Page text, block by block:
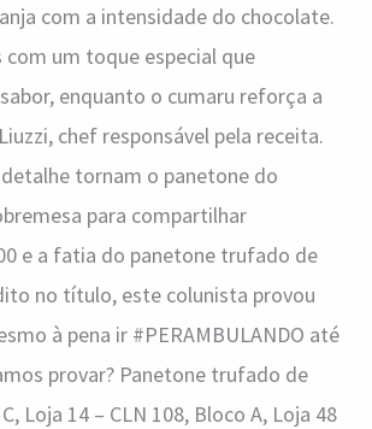
com a intensidade do chocolate.
um toque especial que
enquanto o cumaru reforça a
chef responsável pela receita.
tornam o panetone do
para compartilhar
e a fatia do panetone trufado de
no título, este colunista provou
à pena ir #PERAMBULANDO até
provar? Panetone trufado de
Loja 14 – CLN 108, Bloco A, Loja 48